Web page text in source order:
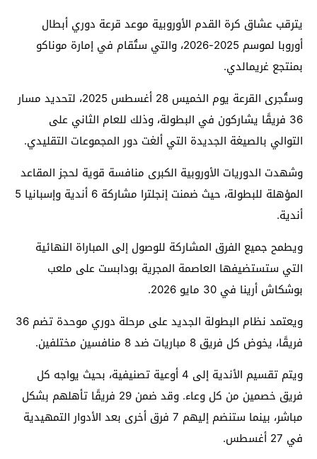
يترقب عشاق كرة القدم الأوروبية موعد قرعة دوري أبطال
أوروبا لموسم 2025-2026، والتي ستُقام في إمارة موناكو
بمنتجع غريمالدي.
وستُجرى القرعة يوم الخميس 28 أغسطس 2025، لتحديد مسار
36 فريقًا يشاركون في البطولة، وذلك للعام الثاني على
التوالي بالصيغة الجديدة التي ألغت دور المجموعات التقليدي.
وشهدت الدوريات الأوروبية الكبرى منافسة قوية لحجز المقاعد
المؤهلة للبطولة، حيث ضمنت إنجلترا مشاركة 6 أندية وإسبانيا 5
أندية.
ويطمح جميع الفرق المشاركة للوصول إلى المباراة النهائية
التي ستستضيفها العاصمة المجرية بودابست على ملعب
بوشكاش أرينا في 30 مايو 2026.
ويعتمد نظام البطولة الجديد على مرحلة دوري موحدة تضم 36
فريقًا، يخوض كل فريق 8 مباريات ضد 8 منافسين مختلفين.
ويتم تقسيم الأندية إلى 4 أوعية تصنيفية، بحيث يواجه كل
فريق خصمين من كل وعاء. وقد ضمن 29 فريقًا تأهلهم بشكل
مباشر، بينما ستنضم إليهم 7 فرق أخرى بعد الأدوار التمهيدية
في 27 أغسطس.